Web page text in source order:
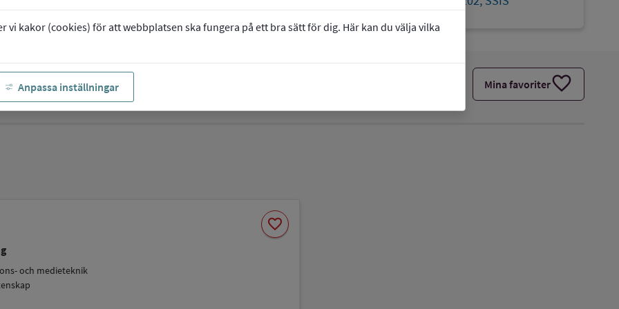
vi kakor (cookies) för att webbplatsen ska fungera på ett bra sätt för dig. Här kan du välja vilka
Anpassa inställningar Mina favoriterfavorite
och medieteknik
favorite
Spara
som